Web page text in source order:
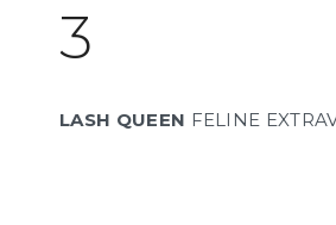
3
LASH QUEEN FELINE